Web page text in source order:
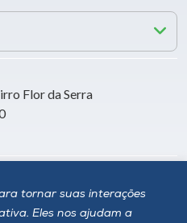
tornar suas interações
Eles nos ajudam a
Flor da Serra